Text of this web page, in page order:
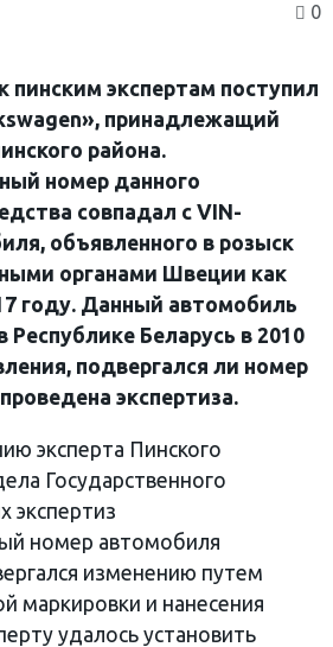
0
пинским экспертам поступил
принадлежащий
района.
номер данного
совпадал с VIN-
объявленного в розыск
органами Швеции как
году. Данный автомобиль
Республике Беларусь в 2010
подвергался ли номер
экспертиза.
эксперта Пинского
Государственного
экспертиз
номер автомобиля
изменению путем
маркировки и нанесения
удалось установить